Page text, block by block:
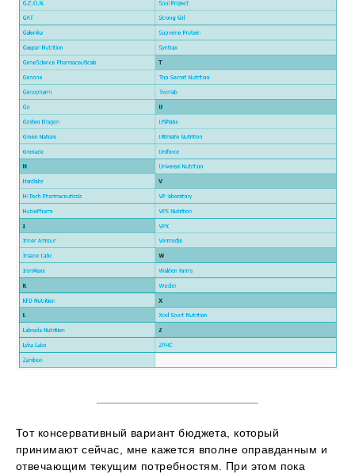
Тот консервативный вариант бюджета, который
принимают сейчас, мне кажется вполне оправданным и
отвечающим текущим потребностям. При этом пока